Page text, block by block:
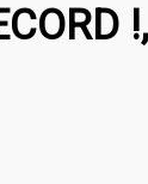
!,